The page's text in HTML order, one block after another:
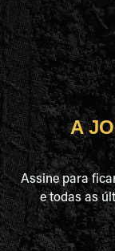
A
Assine para
e todas as